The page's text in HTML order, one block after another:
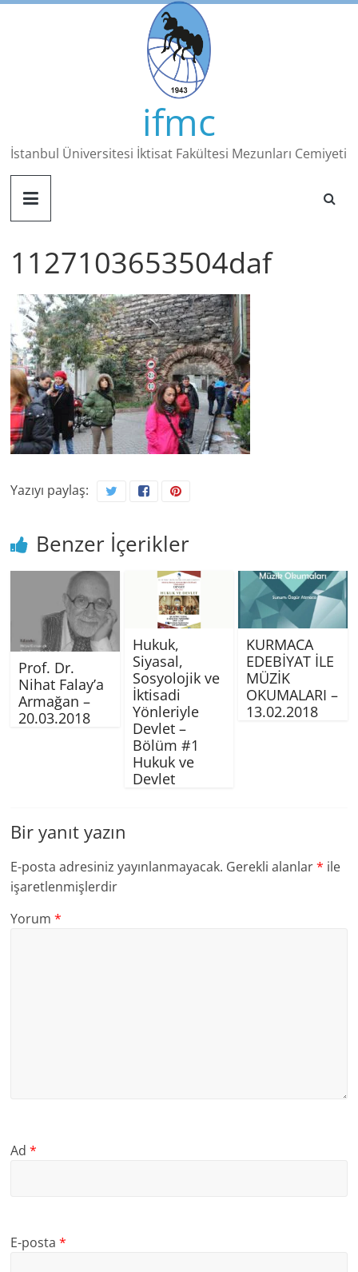
Skip
ifmc
İstanbul Üniversitesi İktisat Fakültesi Mezunları Cemiyeti
1127103653504daf
Yazıyı paylaş:
Benzer İçerikler
Prof. Dr.
Nihat Falay’a
Armağan –
20.03.2018
Hukuk,
Siyasal,
Sosyolojik ve
İktisadi
Yönleriyle
Devlet –
Bölüm #1
Hukuk ve
Devlet
KURMACA
EDEBİYAT İLE
MÜZİK
OKUMALARI –
13.02.2018
Bir yanıt yazın
E-posta adresiniz yayınlanmayacak. Gerekli alanlar* ile
işaretlenmişlerdir
Yorum*
Ad*
E-posta*